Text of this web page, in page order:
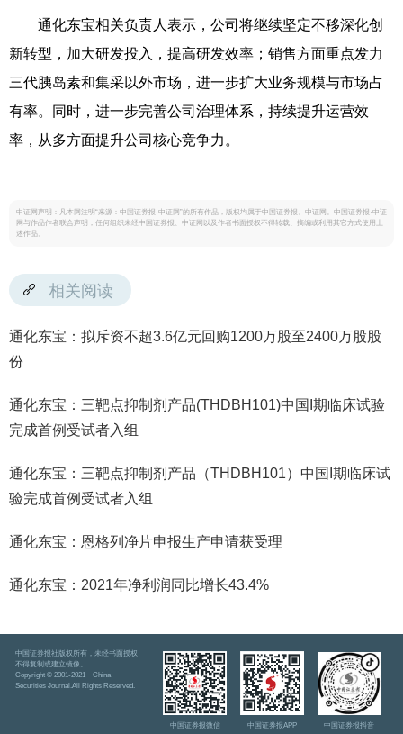
通化东宝相关负责人表示，公司将继续坚定不移深化创
新转型，加大研发投入，提高研发效率；销售方面重点发力
三代胰岛素和集采以外市场，进一步扩大业务规模与市场占
有率。同时，进一步完善公司治理体系，持续提升运营效
率，从多方面提升公司核心竞争力。
中证网声明：凡本网注明“来源：中国证券报·中证网”的所有作品，版权均属于中国证券报、中证网。中国证券报·中证
网与作品作者联合声明，任何组织未经中国证券报、中证网以及作者书面授权不得转载、摘编或利用其它方式使用上
述作品。
相关阅读
通化东宝：拟斥资不超3.6亿元回购1200万股至2400万股股
份
通化东宝：三靶点抑制剂产品(THDBH101)中国I期临床试验
完成首例受试者入组
通化东宝：三靶点抑制剂产品（THDBH101）中国I期临床试
验完成首例受试者入组
通化东宝：恩格列净片申报生产申请获受理
通化东宝：2021年净利润同比增长43.4%
中国证券报社版权所有，未经书面授权
不得复制或建立镜像。
Copyright © 2001-2021 China
Securities Journal.All Rights Reserved.
中国证券报微信 中国证券报APP 中国证券报抖音